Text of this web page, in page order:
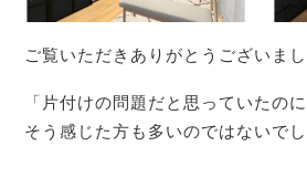
ご覧いただきありがとうございまし
「片付けの問題だと思っていたの
そう感じた方も多いのではないでし